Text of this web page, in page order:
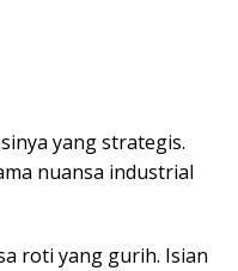
yang strategis.
nuansa industrial
roti yang gurih. Isian